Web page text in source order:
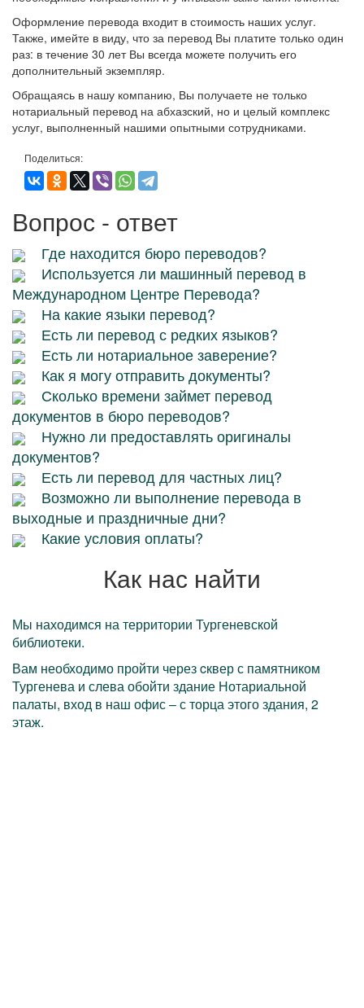
Оформление перевода входит в стоимость наших услуг.
Также, имейте в виду, что за перевод Вы платите только один
раз: в течение 30 лет Вы всегда можете получить его
дополнительный экземпляр.
Обращаясь в нашу компанию, Вы получаете не только
нотариальный перевод на абхазский, но и целый комплекс
услуг, выполненный нашими опытными сотрудниками.
Поделиться:
Вопрос - ответ
Где находится бюро переводов?
Используется ли машинный перевод в
Международном Центре Перевода?
На какие языки перевод?
Есть ли перевод с редких языков?
Есть ли нотариальное заверение?
Как я могу отправить документы?
Сколько времени займет перевод
документов в бюро переводов?
Нужно ли предоставлять оригиналы
документов?
Есть ли перевод для частных лиц?
Возможно ли выполнение перевода в
выходные и праздничные дни?
Какие условия оплаты?
Как нас найти
Мы находимся на территории Тургеневской
библиотеки.
Вам необходимо пройти через cквер с памятником
Тургенева и слева обойти здание Нотариальной
палаты, вход в наш офис – с торца этого здания, 2
этаж.